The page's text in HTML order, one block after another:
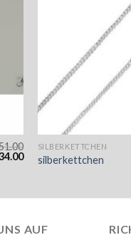
SILBERKETTCHEN
silberkettchen
AUF